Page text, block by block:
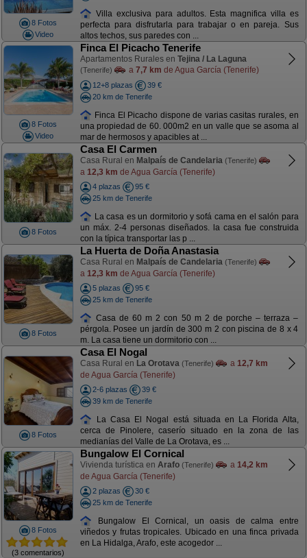
8 Fotos
Video
Villa exclusiva para adultos. Esta magnifica villa es
perfecta para disfrutarla para trabajar o en pareja. Sus
altos techos, sus paredes con ...
8 Fotos
Video
Finca El Picacho Tenerife
Apartamentos Rurales en Tejina / La Laguna
(Tenerife) a 7,7 km de Agua García (Tenerife)
12+8 plazas
39 €
20 km de Tenerife
Finca El Picacho dispone de varias casitas rurales, en
una propiedad de 60. 000m2 en un valle que se asoma al
mar de hermosos y apacibles at ...
8 Fotos
Casa El Carmen
Casa Rural en Malpaís de Candelaria (Tenerife)
a 12,3 km de Agua García (Tenerife)
4 plazas
95 €
25 km de Tenerife
La casa es un dormitorio y sofá cama en el salón para
un máx. 2-4 personas diseñados. la casa fue construida
con la típica transportar las p ...
8 Fotos
La Huerta de Doña Anastasia
Casa Rural en Malpaís de Candelaria (Tenerife)
a 12,3 km de Agua García (Tenerife)
5 plazas
95 €
25 km de Tenerife
Casa de 60 m 2 con 50 m 2 de porche – terraza –
pérgola. Posee un jardín de 300 m 2 con piscina de 8 x 4
m. La casa tiene un dormitorio con ...
8 Fotos
Casa El Nogal
Casa Rural en La Orotava (Tenerife) a 12,7 km
de Agua García (Tenerife)
2-6 plazas
39 €
39 km de Tenerife
La Casa El Nogal está situada en La Florida Alta,
cerca de Pinolere, caserío situado en la zona de las
medianías del Valle de La Orotava, es ...
8 Fotos
(3 comentarios)
Bungalow El Cornical
Vivienda turística en Arafo (Tenerife) a 14,2 km
de Agua García (Tenerife)
2 plazas
30 €
25 km de Tenerife
Bungalow El Cornical, un oasis de calma entre
viñedos y frutas tropicales. Ubicado en una finca privada
en La Hidalga, Arafo, este acogedor ...